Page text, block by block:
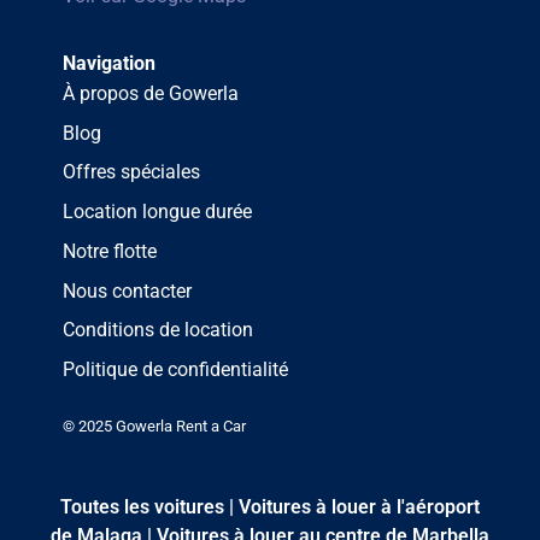
Navigation
À propos de Gowerla
Blog
Offres spéciales
Location longue durée
Notre flotte
Nous contacter
Conditions de location
Politique de confidentialité
© 2025 Gowerla Rent a Car
Toutes les voitures | Voitures à louer à l'aéroport
de Malaga | Voitures à louer au centre de Marbella